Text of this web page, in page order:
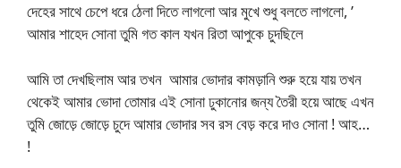
দেহের সাথে চেপে ধরে ঠেলা দিতে লাগলো আর মুখে শুধু বলতে লাগলো, ‌‌’
আমার শাহেদ সোনা তুমি গত কাল যখন রিতা আপুকে চুদছিলে
আমি তা দেখছিলাম আর তখন আমার ভোদার কামড়ানি শুরু হয়ে যায় তখন
থেকেই আমার ভোদা তোমার এই সোনা ঢুকানোর জন্য তৈরী হয়ে আছে এখন
তুমি জোড়ে জোড়ে চুদে আমার ভোদার সব রস বেড় করে দাও সোনা ! আহ…
!